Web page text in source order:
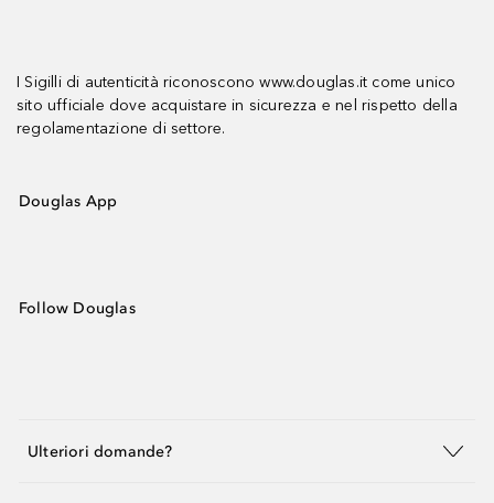
I Sigilli di autenticità riconoscono www.douglas.it come unico
sito ufficiale dove acquistare in sicurezza e nel rispetto della
regolamentazione di settore.
Douglas App
Follow Douglas
Ulteriori domande?